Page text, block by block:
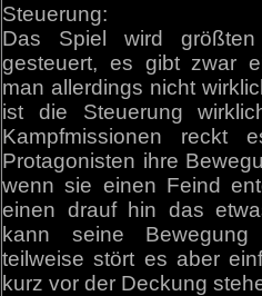
Steuerung:
Das Spiel wird
gesteuert, es gibt zwar
man allerdings nicht
ist die Steuerung
Kampfmissionen
Protagonisten ihre
wenn sie einen Feind
einen drauf hin das
kann seine Bewegung
teilweise stört es aber
kurz vor der Deckung